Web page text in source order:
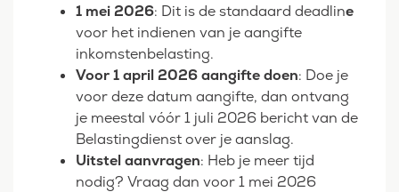
1 mei 2026: Dit is de standaard deadline
voor het indienen van je aangifte
inkomstenbelasting.
Voor 1 april 2026 aangifte doen: Doe je
voor deze datum aangifte, dan ontvang
je meestal vóór 1 juli 2026 bericht van de
Belastingdienst over je aanslag.
Uitstel aanvragen: Heb je meer tijd
nodig? Vraag dan voor 1 mei 2026